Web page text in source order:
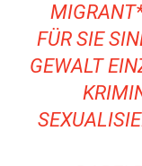
FÜR SIE
GEWALT